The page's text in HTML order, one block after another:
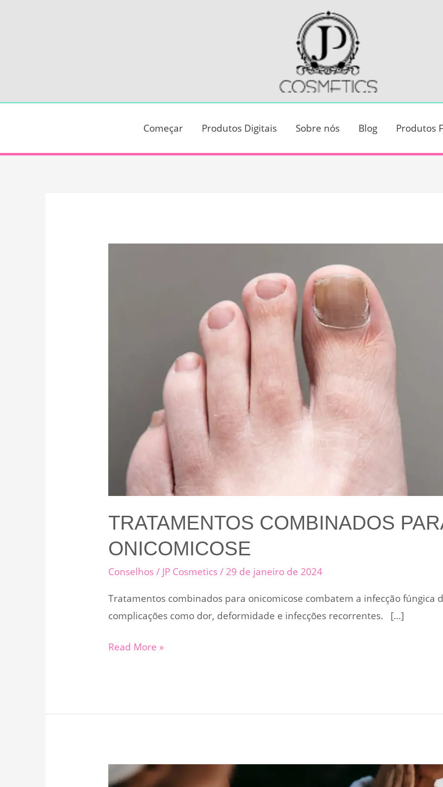
Começar Produtos Digitais Sobre nós Blog Produtos
TRATAMENTOS COMBINADOS
ONICOMICOSE
Conselhos / JP Cosmetics / 29 de janeiro de 2024
Tratamentos combinados para onicomicose combatem a infecção fúngica
complicações como dor, deformidade e infecções recorrentes. […]
Tratamentos
Read More »